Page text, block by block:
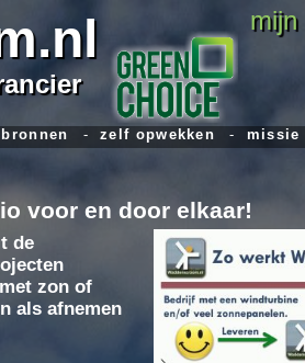
mijn
voor en door elkaar!
de
zon of
als afnemen
- zelf opwekken - missie